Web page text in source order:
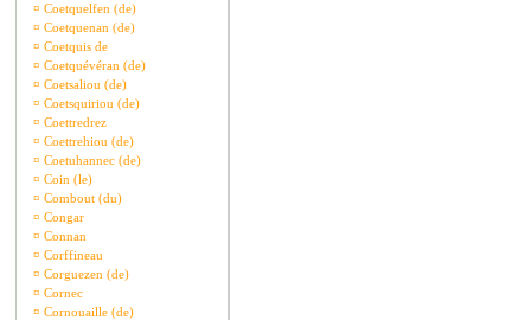
¤ Coetquelfen (de)
¤ Coetquenan (de)
¤ Coetquis de
¤ Coetquévéran (de)
¤ Coetsaliou (de)
¤ Coetsquiriou (de)
¤ Coettredrez
¤ Coettrehiou (de)
¤ Coetuhannec (de)
¤ Coin (le)
¤ Combout (du)
¤ Congar
¤ Connan
¤ Corffineau
¤ Corguezen (de)
¤ Cornec
¤ Cornouaille (de)